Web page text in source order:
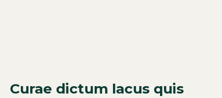
Curae dictum lacus quis